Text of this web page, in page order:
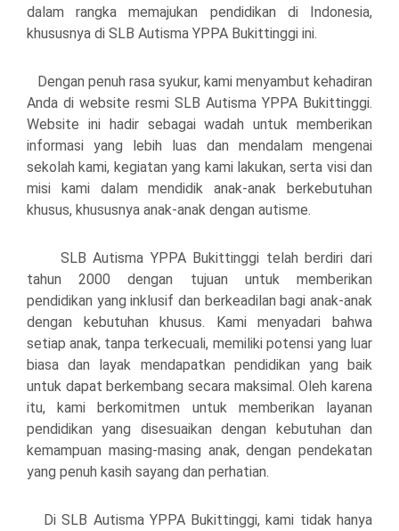
dalam rangka memajukan pendidikan di Indonesia,
khususnya di SLB Autisma YPPA Bukittinggi ini.
Dengan penuh rasa syukur, kami menyambut kehadiran
Anda di website resmi SLB Autisma YPPA Bukittinggi.
Website ini hadir sebagai wadah untuk memberikan
informasi yang lebih luas dan mendalam mengenai
sekolah kami, kegiatan yang kami lakukan, serta visi dan
misi kami dalam mendidik anak-anak berkebutuhan
khusus, khususnya anak-anak dengan autisme.
SLB Autisma YPPA Bukittinggi telah berdiri dari
tahun 2000 dengan tujuan untuk memberikan
pendidikan yang inklusif dan berkeadilan bagi anak-anak
dengan kebutuhan khusus. Kami menyadari bahwa
setiap anak, tanpa terkecuali, memiliki potensi yang luar
biasa dan layak mendapatkan pendidikan yang baik
untuk dapat berkembang secara maksimal. Oleh karena
itu, kami berkomitmen untuk memberikan layanan
pendidikan yang disesuaikan dengan kebutuhan dan
kemampuan masing-masing anak, dengan pendekatan
yang penuh kasih sayang dan perhatian.
Di SLB Autisma YPPA Bukittinggi, kami tidak hanya